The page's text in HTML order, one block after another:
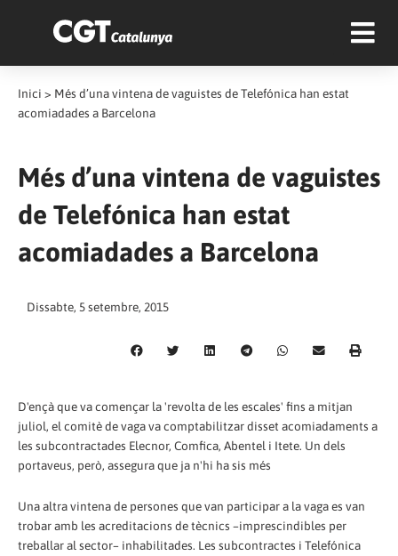
Inici > Més d’una vintena de vaguistes de Telefónica han estat
acomiadades a Barcelona
Més d’una vintena de vaguistes
de Telefónica han estat
acomiadades a Barcelona
Dissabte, 5 setembre, 2015
D'ençà que va començar la 'revolta de les escales' fins a mitjan
juliol, el comitè de vaga va comptabilitzar disset acomiadaments a
les subcontractades Elecnor, Comfica, Abentel i Itete. Un dels
portaveus, però, assegura que ja n'hi ha sis més
Una altra vintena de persones que van participar a la vaga es van
trobar amb les acreditacions de tècnics –imprescindibles per
treballar al sector– inhabilitades. Les subcontractes i Telefónica